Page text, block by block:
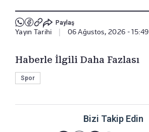
Paylaş
Yayın Tarihi 06 Ağustos, 2026 - 15:49
Haberle İlgili Daha Fazlası
Spor
Bizi Takip Edin